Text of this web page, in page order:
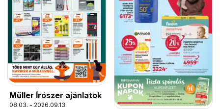
Müller Írószer ajánlatok
08.03. - 2026.09.13.